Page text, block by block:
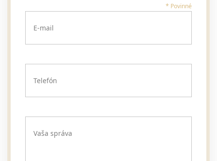
* Povinné
E-mail
Telefón
Vaša správa